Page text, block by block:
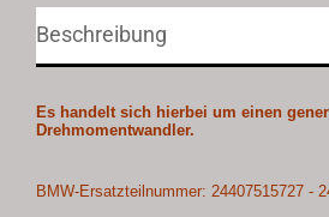
Beschreibung
Es handelt sich hierbei um einen
Drehmomentwandler.
BMW-Ersatzteilnummer: 24407515727 -